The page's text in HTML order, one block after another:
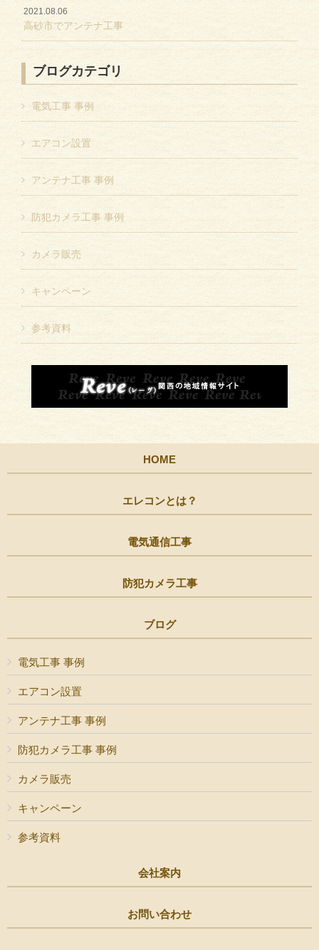
2021.08.06
高砂市でアンテナ工事
ブログカテゴリ
電気工事 事例
エアコン設置
アンテナ工事 事例
防犯カメラ工事 事例
カメラ販売
キャンペーン
参考資料
HOME
エレコンとは？
電気通信工事
防犯カメラ工事
ブログ
電気工事 事例
エアコン設置
アンテナ工事 事例
防犯カメラ工事 事例
カメラ販売
キャンペーン
参考資料
会社案内
お問い合わせ